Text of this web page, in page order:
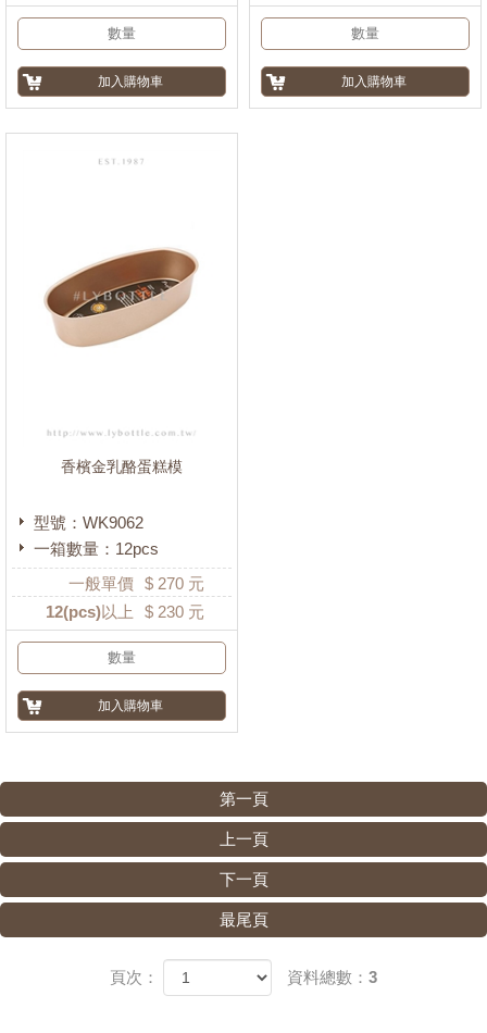
香檳金乳酪蛋糕模
型號：WK9062
一箱數量：12pcs
一般單價 $ 270 元
12(pcs)以上 $ 230 元
第一頁
上一頁
下一頁
最尾頁
頁次： 資料總數：3